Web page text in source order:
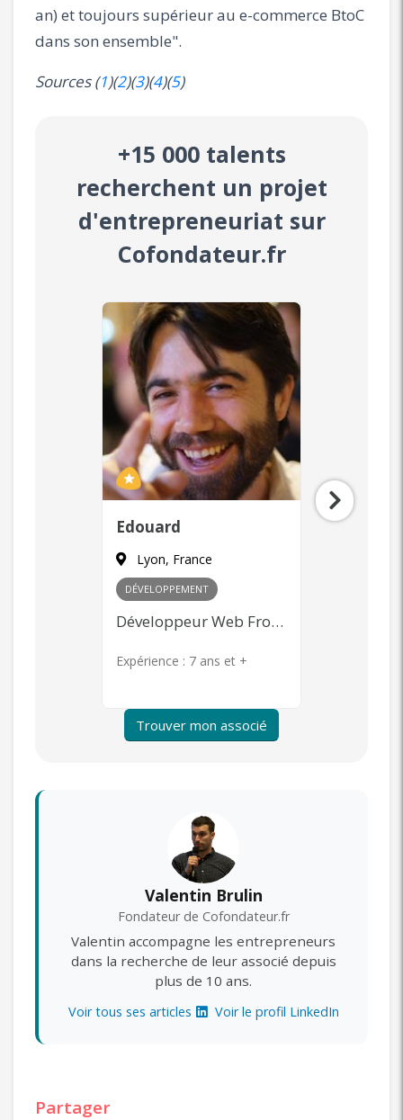
an) et toujours supérieur au e-commerce BtoC
dans son ensemble".
Sources (1)(2)(3)(4)(5)
+15 000 talents
recherchent un projet
d'entrepreneuriat sur
Cofondateur.fr
Laurent
Paris, France
MARKETING + 1
Community Management, Content Marketing, Publicité en ligne, Product Management
Expérience : 7 ans et +
Zaya
Trouver mon associé
Valentin Brulin
Fondateur de Cofondateur.fr
Valentin accompagne les entrepreneurs
dans la recherche de leur associé depuis
plus de 10 ans.
Voir tous ses articles Voir le profil LinkedIn
Partager